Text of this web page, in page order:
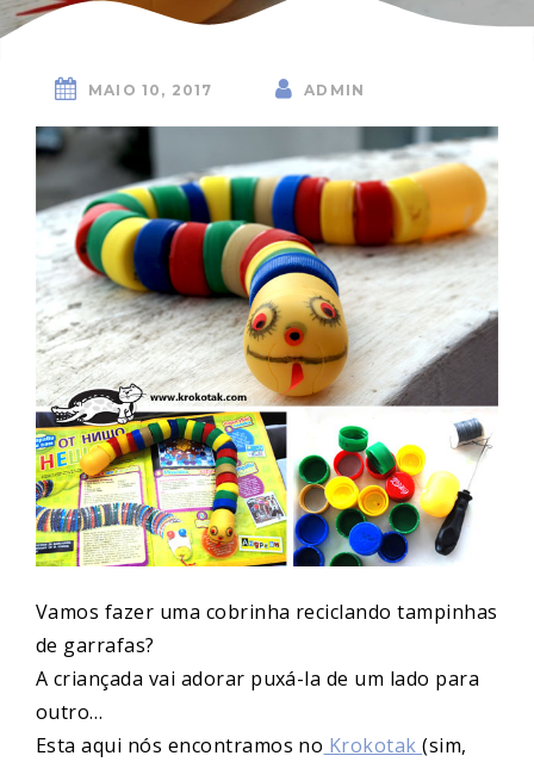
MAIO 10, 2017 ADMIN
Vamos fazer uma cobrinha reciclando tampinhas
de garrafas?
A criançada vai adorar puxá-la de um lado para
outro…
Esta aqui nós encontramos no Krokotak(sim,